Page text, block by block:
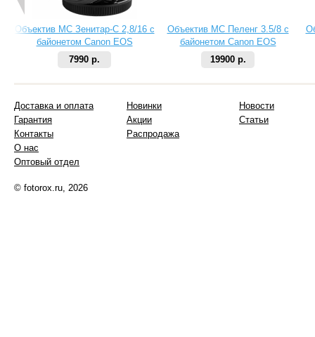
Объектив МС Зенитар-C 2,8/16 с
байонетом Canon EOS
7990 р.
Объектив МС Пеленг 3.5/8 с
байонетом Canon EOS
19900 р.
Доставка и оплата
Гарантия
Контакты
О нас
Оптовый отдел
Новинки
Акции
Распродажа
Новости
Статьи
© fotorox.ru, 2026